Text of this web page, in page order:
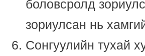
боловсролд
зориулсан нь
Сонгуулийн тухай